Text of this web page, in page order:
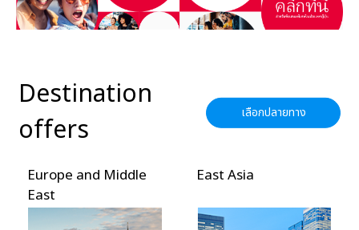
Destination
offers
เลือกปลายทาง
Europe and Middle
East
East Asia